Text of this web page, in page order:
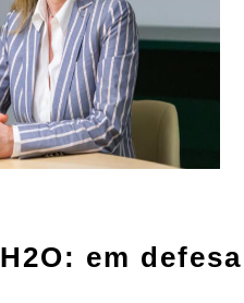
em defesa